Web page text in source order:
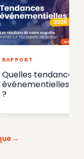
RAPPORT
Quelles tendances
événementielles en
?